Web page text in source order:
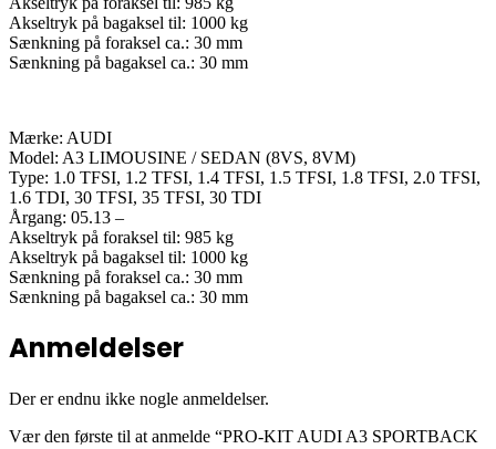
Akseltryk på bagaksel til: 1000 kg
Sænkning på foraksel ca.: 30 mm
Sænkning på bagaksel ca.: 30 mm
Mærke: AUDI
Model: A3 LIMOUSINE / SEDAN (8VS, 8VM)
Type: 1.0 TFSI, 1.2 TFSI, 1.4 TFSI, 1.5 TFSI, 1.8 TFSI, 2.0 TFSI,
1.6 TDI, 30 TFSI, 35 TFSI, 30 TDI
Årgang: 05.13 –
Akseltryk på foraksel til: 985 kg
Akseltryk på bagaksel til: 1000 kg
Sænkning på foraksel ca.: 30 mm
Sænkning på bagaksel ca.: 30 mm
Anmeldelser
Der er endnu ikke nogle anmeldelser.
Vær den første til at anmelde “PRO-KIT AUDI A3 SPORTBACK